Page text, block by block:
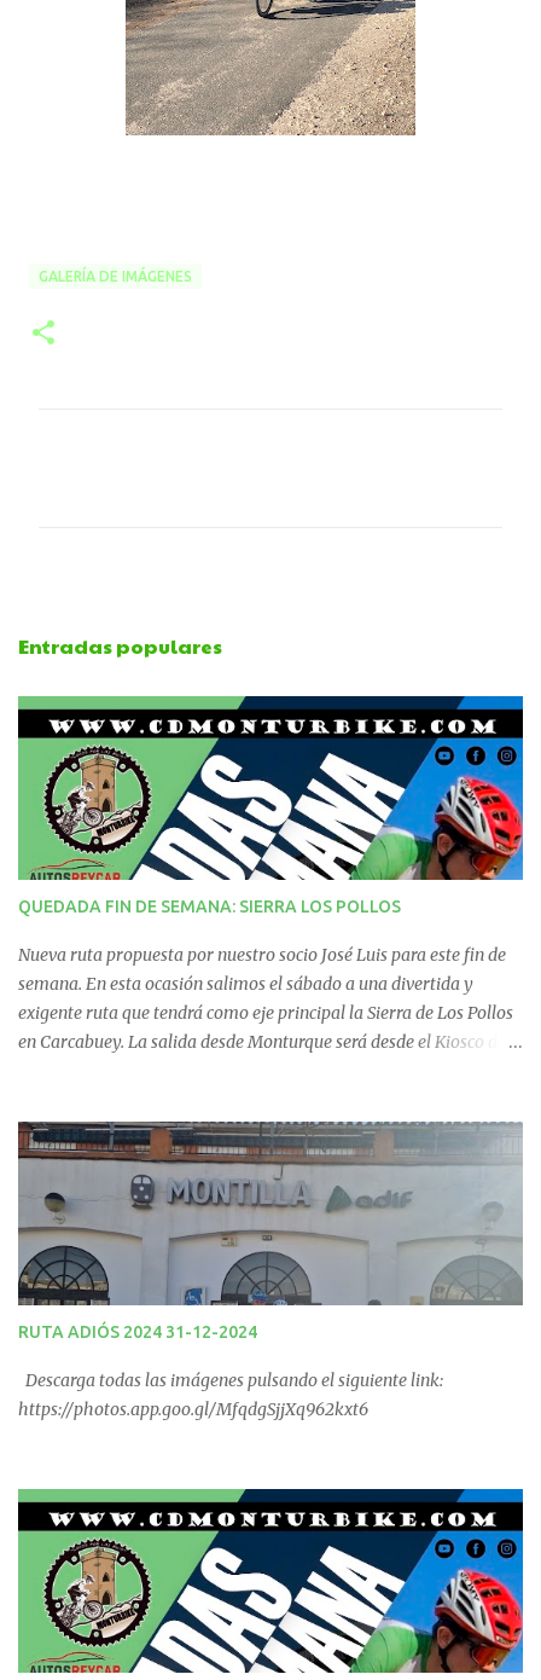
GALERÍA DE IMÁGENES
t
a
r
i
o
s
Entradas populares
QUEDADA FIN DE SEMANA: SIERRA LOS POLLOS
Nueva ruta propuesta por nuestro socio José Luis para este fin de
semana. En esta ocasión salimos el sábado a una divertida y
exigente ruta que tendrá como eje principal la Sierra de Los Pollos
en Carcabuey. La salida desde Monturque será desde el Kiosco de
Quedadas Fin de Semana 2025.
RUTA ADIÓS 2024 31-12-2024
Descarga todas las imágenes pulsando el siguiente link:
https://photos.app.goo.gl/MfqdgSjjXq962kxt6